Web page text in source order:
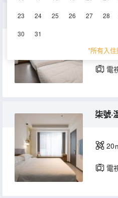
23 24 25 26 27 28
30 31
*所有入
柒號
20
電
柒號·
20
電